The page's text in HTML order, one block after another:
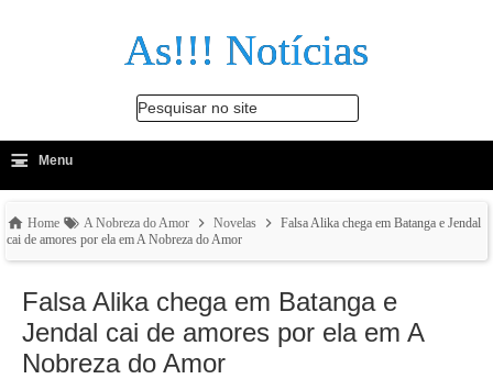
As!!! Notícias
Pesquisar no site
-
≡ Menu
Home A Nobreza do Amor Novelas
Falsa Alika chega em Batanga e Jendal
cai de amores por ela em A Nobreza do Amor
Falsa Alika chega em Batanga e
Jendal cai de amores por ela em A
Nobreza do Amor